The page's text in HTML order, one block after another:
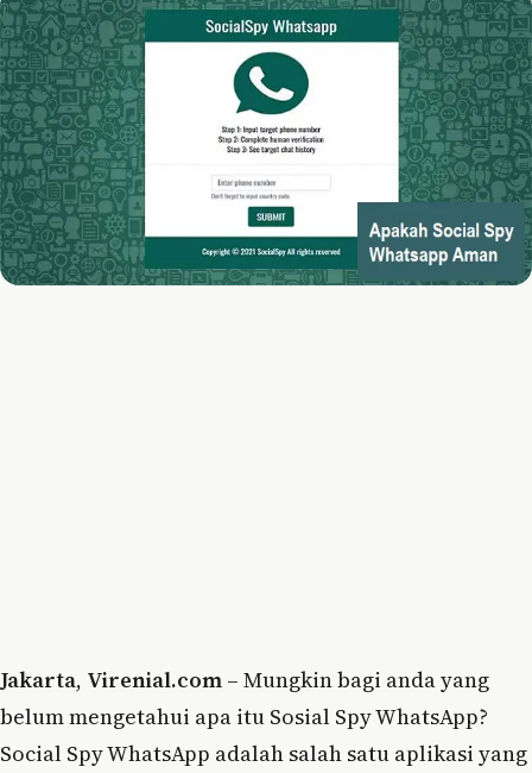
Jakarta, Virenial.com – Mungkin bagi anda yang
belum mengetahui apa itu Sosial Spy WhatsApp?
Social Spy WhatsApp adalah salah satu aplikasi yang